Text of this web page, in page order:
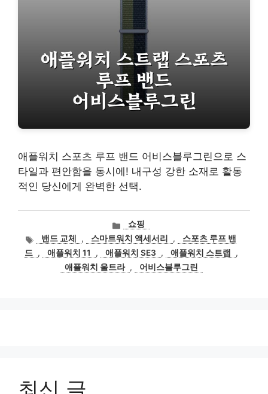
애플워치 스포츠 루프 밴드 어비스블루그린으로 스
타일과 편안함을 동시에! 내구성 강한 소재로 활동
적인 당신에게 완벽한 선택.
카
테
고
리
쇼핑
태밴드 교체 , 스마트워치 액세서리 ,
스포츠 루프 밴
드 , 애플워치 11 , 애플워치 SE3 , 애플워치 스트랩
,
애플워치 울트라 , 어비스블루그린
최신 글